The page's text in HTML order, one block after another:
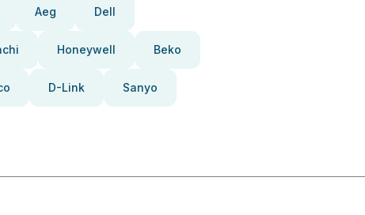
Aeg Dell
Honeywell Beko
D-Link Sanyo